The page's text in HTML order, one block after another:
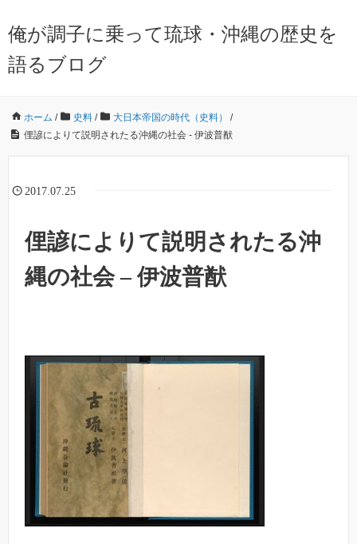
俺が調子に乗って琉球・沖縄の歴史を
語るブログ
ホーム / 史料 / 大日本帝国の時代（史料）
/
俚諺によりて説明されたる沖縄の社会 - 伊波普猷
2017.07.25
俚諺によりて説明されたる沖
縄の社会 – 伊波普猷